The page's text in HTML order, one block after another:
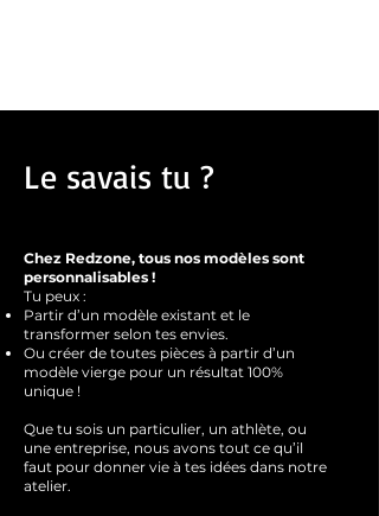
Vegan.
Le savais tu ?
Chez Redzone, tous nos modèles sont
personnalisables !
Tu peux :
Partir d’un modèle existant et le
transformer selon tes envies.
Ou créer de toutes pièces à partir d’un
modèle vierge pour un résultat 100%
unique !
Que tu sois un particulier, un athlète, ou
une entreprise, nous avons tout ce qu’il
faut pour donner vie à tes idées dans notre
atelier.